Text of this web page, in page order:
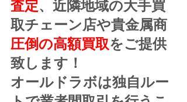
査定、近隣地域の大手買
取チェーン店や貴金属商
圧倒の高額買取をご提供
致します！
オールドラボは独自ルー